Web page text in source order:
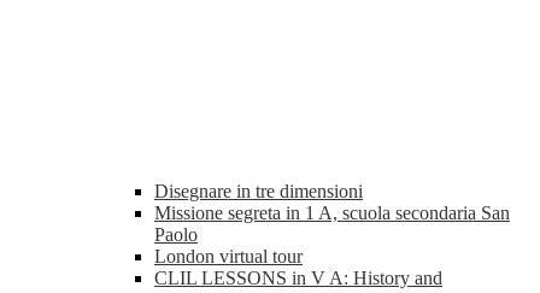
Disegnare in tre dimensioni
Missione segreta in 1 A, scuola secondaria San
Paolo
London virtual tour
CLIL LESSONS in V A: History and